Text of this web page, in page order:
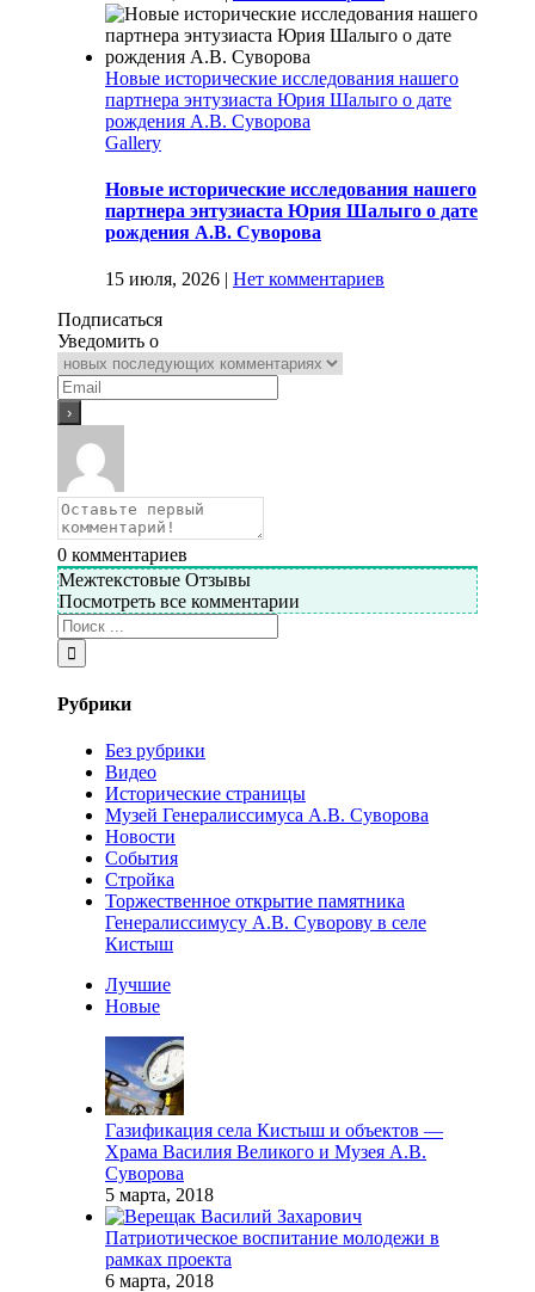
Новые исторические исследования нашего
партнера энтузиаста Юрия Шалыго о дате
рождения А.В. Суворова
Gallery
Новые исторические исследования нашего
партнера энтузиаста Юрия Шалыго о дате
рождения А.В. Суворова
15 июля, 2026 | Нет комментариев
Подписаться
Уведомить о
0 комментариев
Межтекстовые Отзывы
Посмотреть все комментарии
Рубрики
Без рубрики
Видео
Исторические страницы
Музей Генералиссимуса А.В. Суворова
Новости
События
Стройка
Торжественное открытие памятника
Генералиссимусу А.В. Суворову в селе
Кистыш
Лучшие
Новые
Газификация села Кистыш и объектов —
Храма Василия Великого и Музея А.В.
Суворова
5 марта, 2018
Патриотическое воспитание молодежи в
рамках проекта
6 марта, 2018